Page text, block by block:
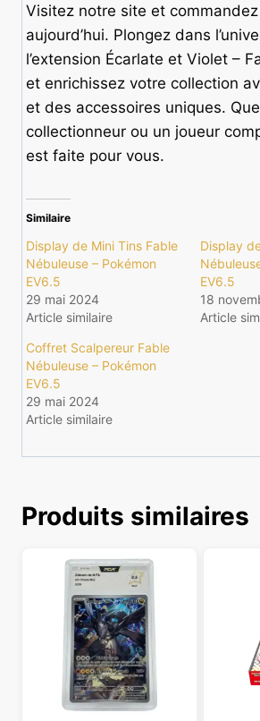
Visitez notre site et
aujourd’hui. Plongez dans
l’extension Écarlate et Violet –
et enrichissez votre collection
et des accessoires uniques.
collectionneur ou un joueur
est faite pour vous.
Similaire
Display de Mini Tins Fable
Nébuleuse – Pokémon
EV6.5
29 mai 2024
Article similaire
Display
EV6.5
18
Article
Coffret Scalpereur Fable
Nébuleuse – Pokémon
EV6.5
29 mai 2024
Article similaire
Produits similaires